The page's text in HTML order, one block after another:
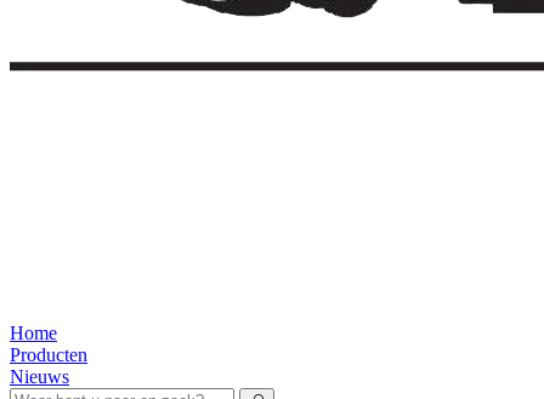
Home
Producten
Nieuws